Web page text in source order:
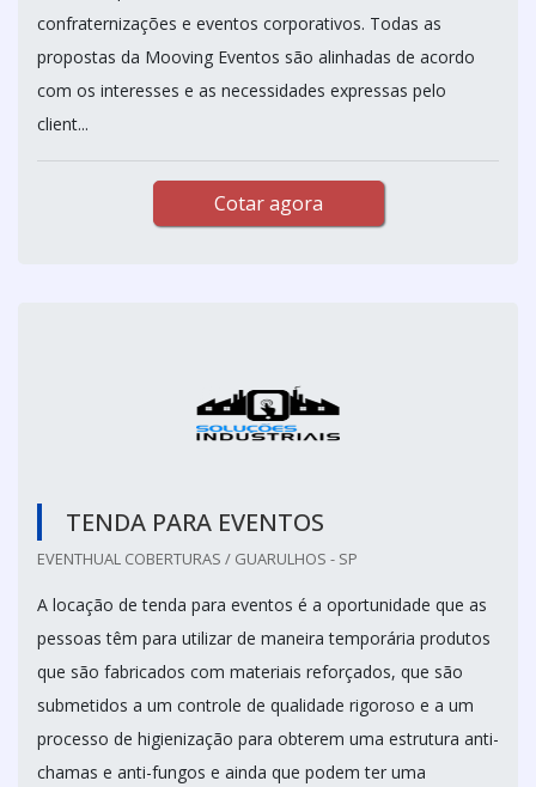
confraternizações e eventos corporativos. Todas as
propostas da Mooving Eventos são alinhadas de acordo
com os interesses e as necessidades expressas pelo
client...
Cotar agora
TENDA PARA EVENTOS
EVENTHUAL COBERTURAS / GUARULHOS - SP
A locação de tenda para eventos é a oportunidade que as
pessoas têm para utilizar de maneira temporária produtos
que são fabricados com materiais reforçados, que são
submetidos a um controle de qualidade rigoroso e a um
processo de higienização para obterem uma estrutura anti-
chamas e anti-fungos e ainda que podem ter uma